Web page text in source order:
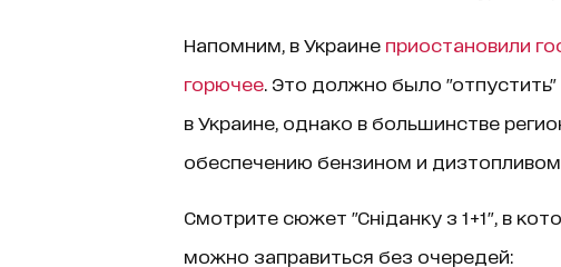
Напомним, в Украине приостановили
горючее. Это должно было
в Украине, однако в большинстве
обеспечению бензином и дизтопливом
Смотрите сюжет "Сніданку з 1+1", в
можно заправиться без очередей: